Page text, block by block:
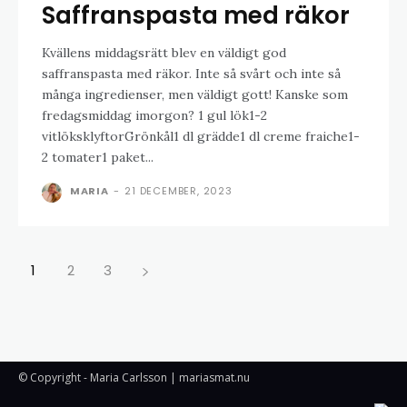
Saffranspasta med räkor
Kvällens middagsrätt blev en väldigt god
saffranspasta med räkor. Inte så svårt och inte så
många ingredienser, men väldigt gott! Kanske som
fredagsmiddag imorgon? 1 gul lök1-2
vitlöksklyftorGrönkål1 dl grädde1 dl creme fraiche1-
2 tomater1 paket...
MARIA - 21 DECEMBER, 2023
1 2 3
© Copyright - Maria Carlsson | mariasmat.nu